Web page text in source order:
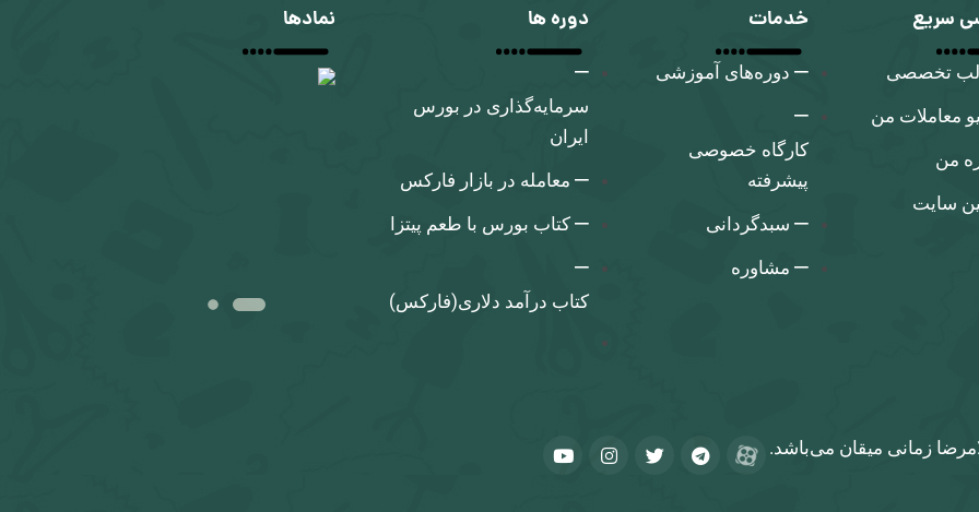
سریع
تخصصی
معاملات من
من
سایت
خدمات
دوره‌های آموزشی
کارگاه‌ خصوصی
پیشرفته
سبدگردانی
مشاوره
دوره ها
سرمایه‌گذاری در بورس
ایران
معامله در بازار فارکس
کتاب بورس با طعم پیتزا
کتاب درآمد دلاری‌(فارکس)
نمادها
زمانی میقان می‌باشد.